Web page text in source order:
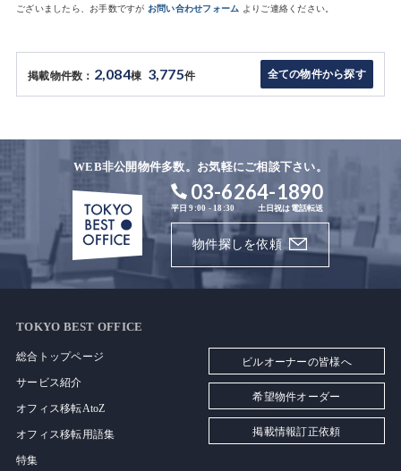
ございましたら、お手数ですが お問い合わせフォーム よりご連絡ください。
掲載物件数： 2,084棟 3,775件 全ての物件から探す
WEB非公開物件多数。お気軽にご相談下さい。
03-6264-1890
平日 9:00 - 18:30 土日祝は電話転送
物件探しを依頼
TOKYO BEST OFFICE
総合トップページ
サービス紹介
オフィス移転AtoZ
オフィス移転用語集
特集
ビルオーナーの皆様へ
希望物件オーダー
掲載情報訂正依頼